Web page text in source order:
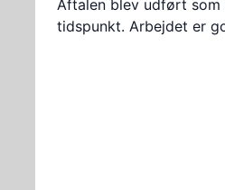
Aftalen blev udført
tidspunkt. Arbejdet er